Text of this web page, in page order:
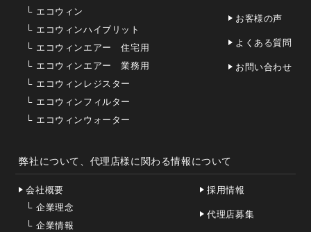
└ エコウィン
└ エコウィンハイブリット
└ エコウィンエアー 住宅用
└ エコウィンエアー 業務用
└ エコウィンレジスター
└ エコウィンフィルター
└ エコウィンウォーター
お客様の声
よくある質問
お問い合わせ
弊社について、代理店様に関わる情報について
会社概要
└ 企業理念
└ 企業情報
採用情報
代理店募集